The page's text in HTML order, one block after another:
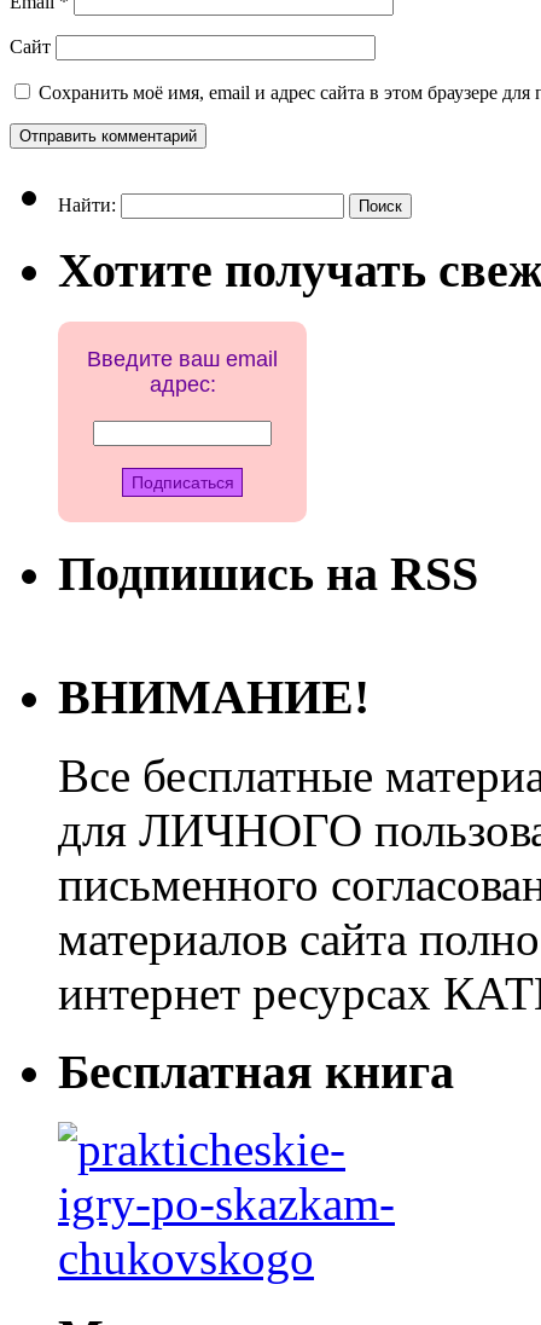
Сайт
Сохранить моё имя, email и адрес сайта в этом браузере
Найти:
Хотите получать
Введите ваш email
адрес:
Подпишись на RSS
ВНИМАНИЕ!
Все бесплатные
для ЛИЧНОГО
письменного
материалов сайта
интернет ресурсах
Бесплатная книга